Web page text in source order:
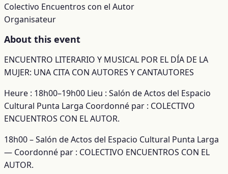
Colectivo Encuentros con el Autor
Organisateur
About this event
ENCUENTRO LITERARIO Y MUSICAL POR EL DÍA DE LA
MUJER: UNA CITA CON AUTORES Y CANTAUTORES
Heure : 18h00–19h00 Lieu : Salón de Actos del Espacio
Cultural Punta Larga Coordonné par : COLECTIVO
ENCUENTROS CON EL AUTOR.
18h00 – Salón de Actos del Espacio Cultural Punta Larga
— Coordonné par : COLECTIVO ENCUENTROS CON EL
AUTOR.